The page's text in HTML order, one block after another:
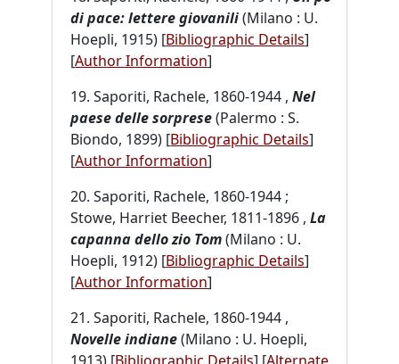
di pace: lettere giovanili(Milano : U.
Hoepli, 1915) [Bibliographic Details]
[Author Information]
19. Saporiti, Rachele, 1860-1944 ,Nel
paese delle sorprese(Palermo : S.
Biondo, 1899) [Bibliographic Details]
[Author Information]
20. Saporiti, Rachele, 1860-1944 ;
Stowe, Harriet Beecher, 1811-1896 ,La
capanna dello zio Tom(Milano : U.
Hoepli, 1912) [Bibliographic Details]
[Author Information]
21. Saporiti, Rachele, 1860-1944 ,
Novelle indiane(Milano : U. Hoepli,
1913) [Bibliographic Details] [Alternate